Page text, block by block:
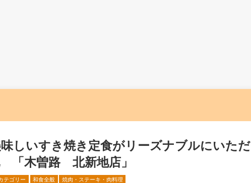
しいすき焼き定食がリーズナブルにいただ
木曽路 北新地店」
テゴリー 和食全般 焼肉・ステーキ・肉料理